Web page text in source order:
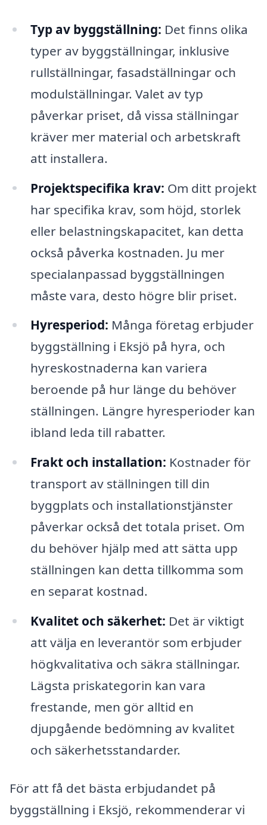
Typ av byggställning: Det finns olika
typer av byggställningar, inklusive
rullställningar, fasadställningar och
modulställningar. Valet av typ
påverkar priset, då vissa ställningar
kräver mer material och arbetskraft
att installera.
Projektspecifika krav: Om ditt projekt
har specifika krav, som höjd, storlek
eller belastningskapacitet, kan detta
också påverka kostnaden. Ju mer
specialanpassad byggställningen
måste vara, desto högre blir priset.
Hyresperiod: Många företag erbjuder
byggställning i Eksjö på hyra, och
hyreskostnaderna kan variera
beroende på hur länge du behöver
ställningen. Längre hyresperioder kan
ibland leda till rabatter.
Frakt och installation: Kostnader för
transport av ställningen till din
byggplats och installationstjänster
påverkar också det totala priset. Om
du behöver hjälp med att sätta upp
ställningen kan detta tillkomma som
en separat kostnad.
Kvalitet och säkerhet: Det är viktigt
att välja en leverantör som erbjuder
högkvalitativa och säkra ställningar.
Lägsta priskategorin kan vara
frestande, men gör alltid en
djupgående bedömning av kvalitet
och säkerhetsstandarder.
För att få det bästa erbjudandet på
byggställning i Eksjö, rekommenderar vi